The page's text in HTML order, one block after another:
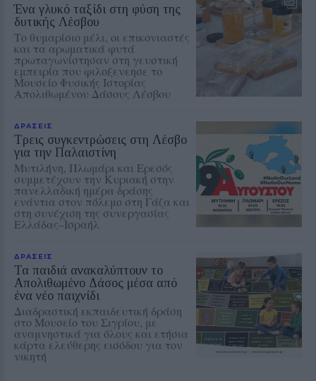
Ένα γλυκό ταξίδι στη φύση της
δυτικής Λέσβου
Το θυμαρίσιο μέλι, οι επικονιαστές
και τα αρωματικά φυτά
πρωταγωνίστησαν στη γευστική
εμπειρία που φιλοξενεησε το
Μουσείο Φυσικής Ιστορίας
Απολιθωμένου Δάσους Λέσβου
ΔΡΑΣΕΙΣ
Τρεις συγκεντρώσεις στη Λέσβο
για την Παλαιστίνη
Μυτιλήνη, Πλωμάρι και Ερεσός
συμμετέχουν την Κυριακή στην
πανελλαδική ημέρα δράσης
ενάντια στον πόλεμο στη Γάζα και
στη συνέχιση της συνεργασίας
Ελλάδας–Ισραήλ
ΔΡΑΣΕΙΣ
Τα παιδιά ανακαλύπτουν το
Απολιθωμένο Δάσος μέσα από
ένα νέο παιχνίδι
Διαδραστική εκπαιδευτική δράση
στο Μουσείο του Σιγρίου, με
αναμνηστικά για όλους και ετήσια
κάρτα ελεύθερης εισόδου για τον
νικητή